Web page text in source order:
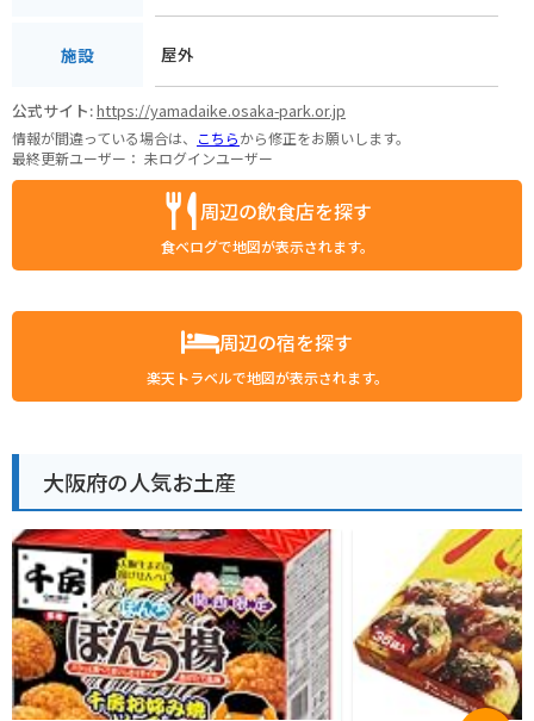
施設 屋外
公式サイト:https://yamadaike.osaka-park.or.jp
情報が間違っている場合は、 こちらから修正をお願いします。
最終更新ユーザー： 未ログインユーザー
周辺の飲食店を探す
食べログで地図が表示されます。
周辺の宿を探す
楽天トラベルで地図が表示されます。
大阪府の人気お土産